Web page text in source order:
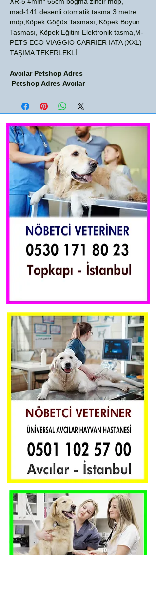
mad-141 desenli otomatik tasma 3 metre
mdp,Köpek Göğüs Tasması, Köpek Boyun
Tasması, Köpek Eğitim Elektronik tasma,M-
PETS ECO VIAGGIO CARRIER IATA (XXL)
TAŞIMA TEKERLEKLİ,
Avcılar Petshop Adres
Petshop Adres Avcılar